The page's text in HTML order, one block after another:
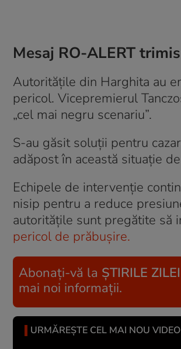
Mesaj RO-ALERT
Autorităţile din Harghita au
pericol. Vicepremierul
„cel mai negru scenariu”.
S-au găsit soluţii pentru
adăpost în această situaţie
Echipele de intervenţie
nisip pentru a reduce
autorităţile sunt pregătite să
pericol de prăbușire.
Abonați-vă la ȘTIRILE ZILEI
mai noi informații.
URMĂREȘTE CEL MAI NOU VIDEO